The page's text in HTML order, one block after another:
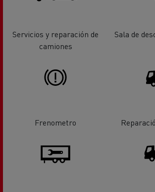
Servicios y reparación de
camiones
Sala de
Frenometro